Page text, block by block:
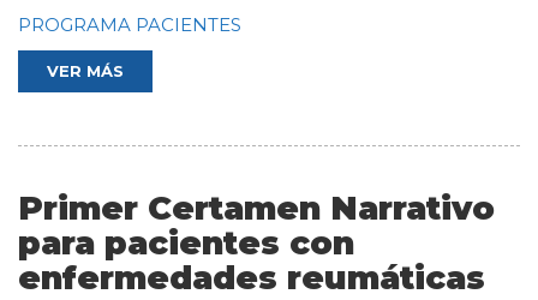
PROGRAMA PACIENTES
VER MÁS
Primer Certamen Narrativo
para pacientes con
enfermedades reumáticas